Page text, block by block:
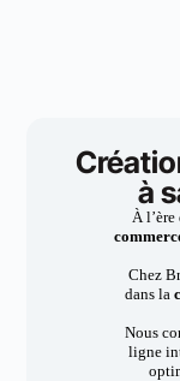
à
À
Chez
dans la
Nous
ligne